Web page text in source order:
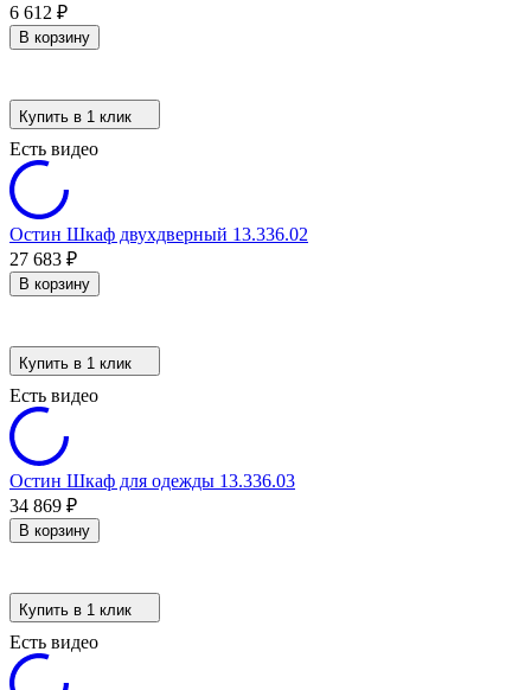
6 612 ₽
В корзину
Купить в 1 клик
Есть видео
Остин Шкаф двухдверный 13.336.02
27 683 ₽
В корзину
Купить в 1 клик
Есть видео
Остин Шкаф для одежды 13.336.03
34 869 ₽
В корзину
Купить в 1 клик
Есть видео